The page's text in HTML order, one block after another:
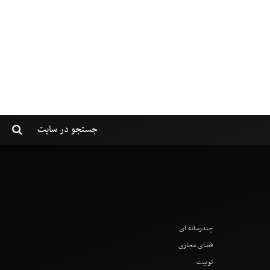
چندرسانه ای
فضای مجازی
توییت